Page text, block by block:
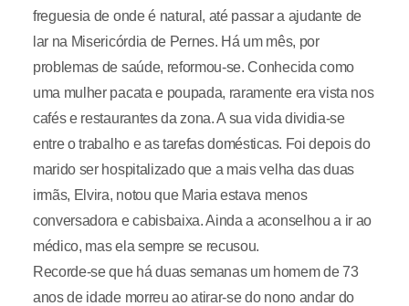
freguesia de onde é natural, até passar a ajudante de
lar na Misericórdia de Pernes. Há um mês, por
problemas de saúde, reformou-se. Conhecida como
uma mulher pacata e poupada, raramente era vista nos
cafés e restaurantes da zona. A sua vida dividia-se
entre o trabalho e as tarefas domésticas. Foi depois do
marido ser hospitalizado que a mais velha das duas
irmãs, Elvira, notou que Maria estava menos
conversadora e cabisbaixa. Ainda a aconselhou a ir ao
médico, mas ela sempre se recusou.
Recorde-se que há duas semanas um homem de 73
anos de idade morreu ao atirar-se do nono andar do